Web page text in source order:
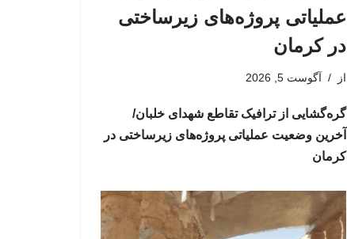
عملیاتی پروژه‌های زیرساختی
در کرمان
از آگوست 5, 2026
گره‌گشایی از ترافیک تقاطع شهدای خلبان/
آخرین وضعیت عملیاتی پروژه‌های زیرساختی در
کرمان